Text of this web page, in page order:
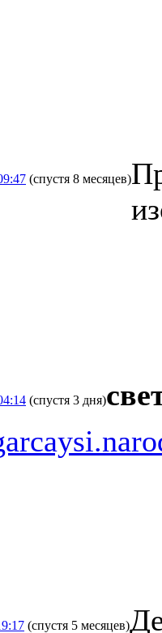
(спустя 8 месяцев)
(спустя 3 дня)
(спустя 5 месяцев)